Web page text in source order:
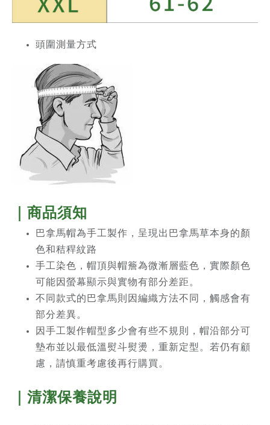
頭圍測量方式
｜商品須知
巴拿馬帽為手工製作，呈現出巴拿馬草本身的顏
色和秸稈紋路
手工染色，帽頂與帽簷為微漸層藍色，實際顏色
可能因螢幕顯示與實物有部分差距。
不同款式的巴拿馬則因編織方法不同，觸感會有
部分差異。
因手工製作帽型多少會有些不規則，帽沿部分可
墊布並以最低溫熨斗熨燙，重新定型。若仍有顧
慮，請慎重考慮後再行購買。
｜清潔保養說明